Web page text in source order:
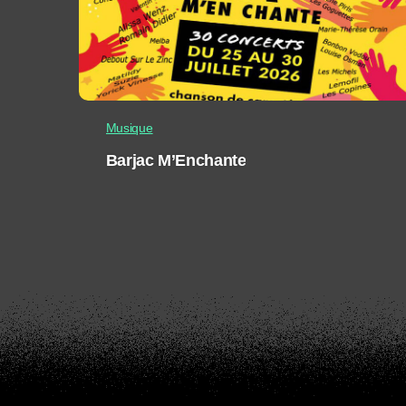
Musique
Barjac M’Enchante